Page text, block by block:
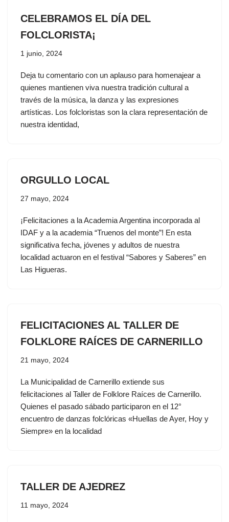
CELEBRAMOS EL DÍA DEL
FOLCLORISTA¡
1 junio, 2024
Deja tu comentario con un aplauso para homenajear a
quienes mantienen viva nuestra tradición cultural a
través de la música, la danza y las expresiones
artísticas. Los folcloristas son la clara representación de
nuestra identidad,
ORGULLO LOCAL
27 mayo, 2024
¡Felicitaciones a la Academia Argentina incorporada al
IDAF y a la academia “Truenos del monte”! En esta
significativa fecha, jóvenes y adultos de nuestra
localidad actuaron en el festival “Sabores y Saberes” en
Las Higueras.
FELICITACIONES AL TALLER DE
FOLKLORE RAÍCES DE CARNERILLO
21 mayo, 2024
La Municipalidad de Carnerillo extiende sus
felicitaciones al Taller de Folklore Raíces de Carnerillo.
Quienes el pasado sábado participaron en el 12°
encuentro de danzas folclóricas «Huellas de Ayer, Hoy y
Siempre» en la localidad
TALLER DE AJEDREZ
11 mayo, 2024